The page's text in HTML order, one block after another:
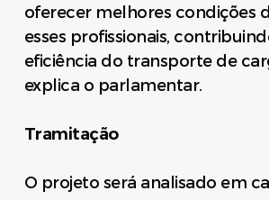
oferecer melhores condições
esses profissionais,
eficiência do transporte de
explica o parlamentar.
Tramitação
O projeto será analisado em